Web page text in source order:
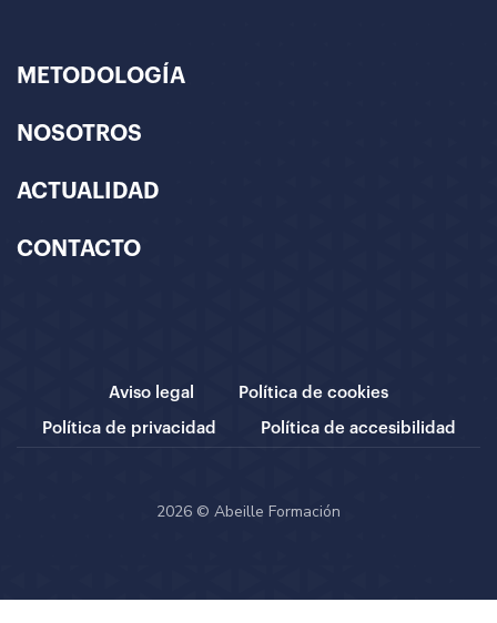
METODOLOGÍA
NOSOTROS
ACTUALIDAD
CONTACTO
Aviso legal Política de cookies
Política de privacidad Política de accesibilidad
2026 © Abeille Formación